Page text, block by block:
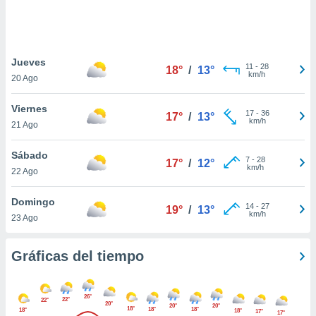
únicos
similares
como
sitio
de
posible
en
a lo que
Para
su
Jueves
20 Ago
18° / 13° 11 - 28
km/h
Viernes
21 Ago
17° / 13° 17- 36
km/h
Sábado
22 Ago
17° / 12° 7- 28
km/h
Domingo
23 Ago
19° / 13° 14- 27
km/h
Gráficas del tiempo
18°
22° 22°
26°
20°
18° 18°
20°
18°
20°
18° 17° 17°